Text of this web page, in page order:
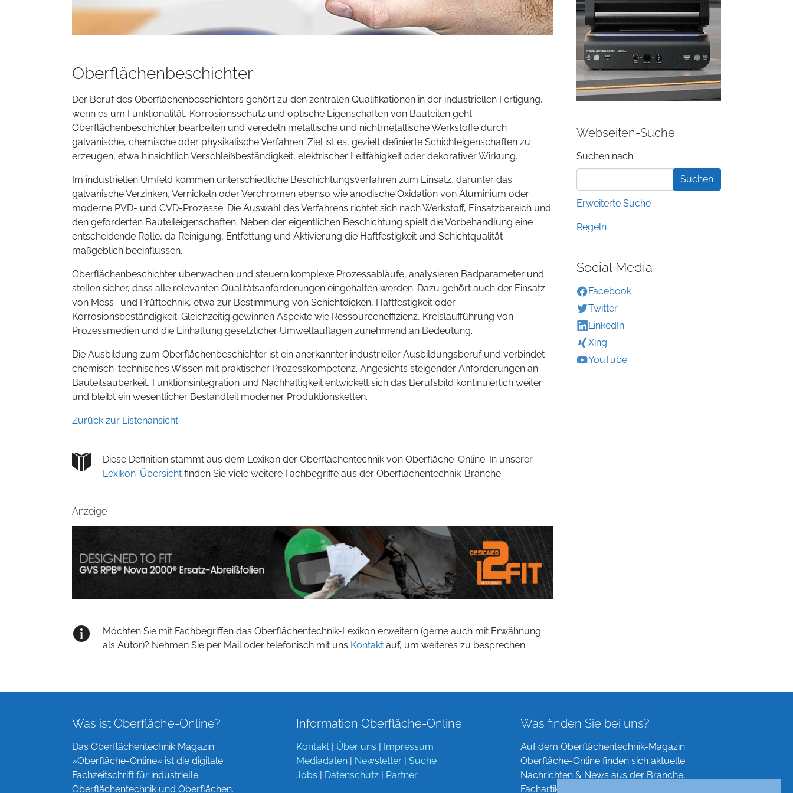
Oberflächenbeschichter
Der Beruf des Oberflächenbeschichters gehört zu den zentralen Qualifikationen in der industriellen Fertigung,
wenn es um Funktionalität, Korrosionsschutz und optische Eigenschaften von Bauteilen geht.
Oberflächenbeschichter bearbeiten und veredeln metallische und nichtmetallische Werkstoffe durch
galvanische, chemische oder physikalische Verfahren. Ziel ist es, gezielt definierte Schichteigenschaften zu
erzeugen, etwa hinsichtlich Verschleißbeständigkeit, elektrischer Leitfähigkeit oder dekorativer Wirkung.
Im industriellen Umfeld kommen unterschiedliche Beschichtungsverfahren zum Einsatz, darunter das
galvanische Verzinken, Vernickeln oder Verchromen ebenso wie anodische Oxidation von Aluminium oder
moderne PVD- und CVD-Prozesse. Die Auswahl des Verfahrens richtet sich nach Werkstoff, Einsatzbereich und
den geforderten Bauteileigenschaften. Neben der eigentlichen Beschichtung spielt die Vorbehandlung eine
entscheidende Rolle, da Reinigung, Entfettung und Aktivierung die Haftfestigkeit und Schichtqualität
maßgeblich beeinflussen.
Oberflächenbeschichter überwachen und steuern komplexe Prozessabläufe, analysieren Badparameter und
stellen sicher, dass alle relevanten Qualitätsanforderungen eingehalten werden. Dazu gehört auch der Einsatz
von Mess- und Prüftechnik, etwa zur Bestimmung von Schichtdicken, Haftfestigkeit oder
Korrosionsbeständigkeit. Gleichzeitig gewinnen Aspekte wie Ressourceneffizienz, Kreislaufführung von
Prozessmedien und die Einhaltung gesetzlicher Umweltauflagen zunehmend an Bedeutung.
Die Ausbildung zum Oberflächenbeschichter ist ein anerkannter industrieller Ausbildungsberuf und verbindet
chemisch-technisches Wissen mit praktischer Prozesskompetenz. Angesichts steigender Anforderungen an
Bauteilsauberkeit, Funktionsintegration und Nachhaltigkeit entwickelt sich das Berufsbild kontinuierlich weiter
und bleibt ein wesentlicher Bestandteil moderner Produktionsketten.
Zurück zur Listenansicht
Diese Definition stammt aus dem Lexikon der Oberflächentechnik von Oberfläche-Online. In unserer
Lexikon-Übersicht finden Sie viele weitere Fachbegriffe aus der Oberflächentechnik-Branche.
Anzeige
Möchten Sie mit Fachbegriffen das Oberflächentechnik-Lexikon erweitern (gerne auch mit Erwähnung
als Autor)? Nehmen Sie per Mail oder telefonisch mit uns Kontakt auf, um weiteres zu besprechen.
Webseiten-Suche
Suchformular
Suchen nach
Erweiterte Suche
Regeln
Social Media
Facebook
Twitter
LinkedIn
Xing
YouTube
Was ist Oberfläche-Online?
Das Oberflächentechnik Magazin
»Oberfläche-Online« ist die digitale
Fachzeitschrift für industrielle
Oberflächentechnik und Oberflächen.
Information Oberfläche-Online
Kontakt | Über uns | Impressum
Mediadaten | Newsletter | Suche
Jobs | Datenschutz | Partner
Was finden Sie bei uns?
Auf dem Oberflächentechnik-Magazin
Oberfläche-Online finden sich aktuelle
Nachrichten & News aus der Branche,
Fachartikel, Verzeichnisse und mehr!